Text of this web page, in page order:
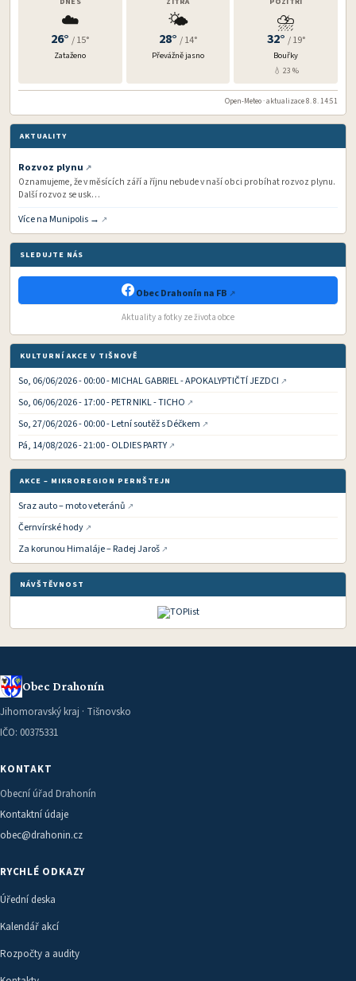
☁️
26°/ 15°
Zataženo
🌤️
28° / 14°
Převážně jasno
⛈️
32° / 19°
Bouřky
💧 23 %
Open-Meteo · aktualizace 8. 8. 14:51
AKTUALITY
Rozvoz plynu
Oznamujeme, že v měsících září a říjnu nebude v naší obci probíhat rozvoz plynu.
Další rozvoz se usk…
Více na Munipolis →
SLEDUJTE NÁS
Obec Drahonín na FB
Aktuality a fotky ze života obce
KULTURNÍ AKCE V TIŠNOVĚ
So, 06/06/2026 - 00:00 - MICHAL GABRIEL - APOKALYPTIČTÍ JEZDCI
So, 06/06/2026 - 17:00 - PETR NIKL - TICHO
So, 27/06/2026 - 00:00 - Letní soutěž s Déčkem
Pá, 14/08/2026 - 21:00 - OLDIES PARTY
AKCE – MIKROREGION PERNŠTEJN
Sraz auto – moto veteránů
Černvírské hody
Za korunou Himaláje – Radej Jaroš
NÁVŠTĚVNOST
Obec Drahonín
Jihomoravský kraj · Tišnovsko
IČO: 00375331
KONTAKT
Obecní úřad Drahonín
Kontaktní údaje
obec@drahonin.cz
RYCHLÉ ODKAZY
Úřední deska
Kalendář akcí
Rozpočty a audity